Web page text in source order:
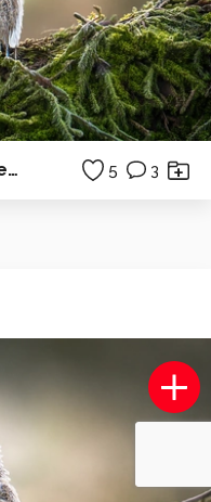
Bont zandoogje (Parage aegeria) 5 3